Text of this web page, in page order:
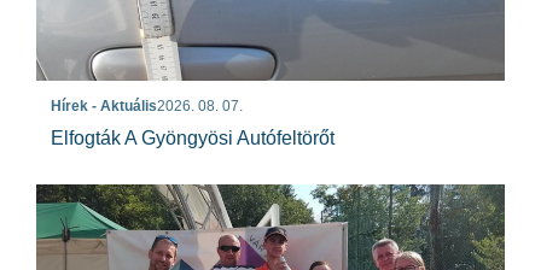
Hírek - Aktuális2026. 08. 07.
Elfogták A Gyöngyösi Autófeltörőt